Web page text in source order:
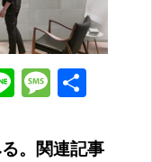
Line
。関連記事